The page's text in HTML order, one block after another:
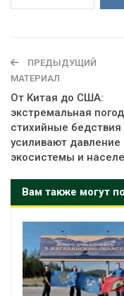
ПРЕДЫДУЩИЙ
МАТЕРИАЛ
От Китая до США:
экстремальная
стихийные бедствия
усиливают давление
экосистемы и
Вам также могут